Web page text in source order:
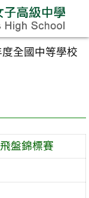
全國中等學校
盤錦標賽